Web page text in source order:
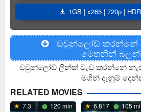
1GB | x265 | 720p |
ඩවුන්ලෝඩ් කරන්නේ
මෙතනින්
ඩවුන්ලෝඩ් ලින්ක් වැඩ කරන්නේ
මගින් දැනුම්
RELATED MOVIES
7.3 120 min 6.817 105